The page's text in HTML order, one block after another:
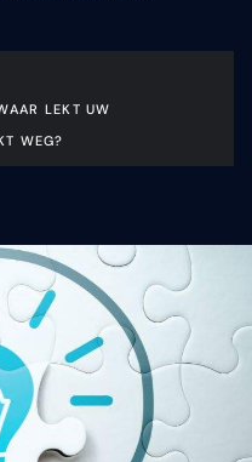
LEKT UW
WEG?